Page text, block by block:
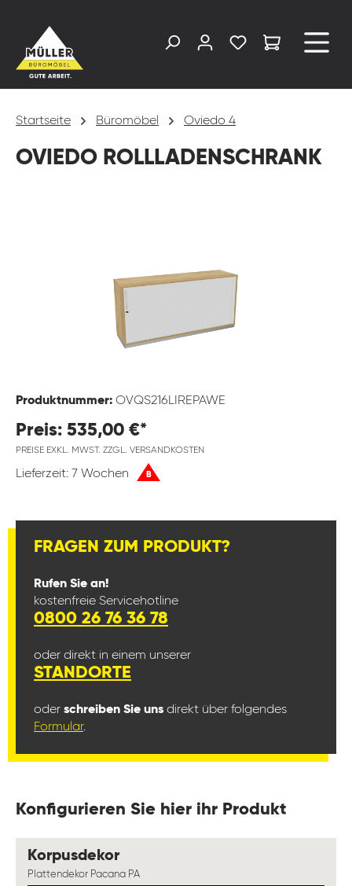
Startseite Büromöbel Oviedo 4
OVIEDO ROLLLADENSCHRANK
Produktnummer: OVQS216LIREPAWE
Preis: 535,00 €*
PREISE EXKL. MWST. ZZGL. VERSANDKOSTEN
Lieferzeit: 7 Wochen B
FRAGEN ZUM PRODUKT?
Rufen Sie an!
kostenfreie Servicehotline
0800 26 76 36 78
oder direkt in einem unserer
STANDORTE
oder schreiben Sie uns direkt über folgendes
Formular.
Konfigurieren Sie hier ihr Produkt
Korpusdekorauswählen
Plattendekor Pacana PA